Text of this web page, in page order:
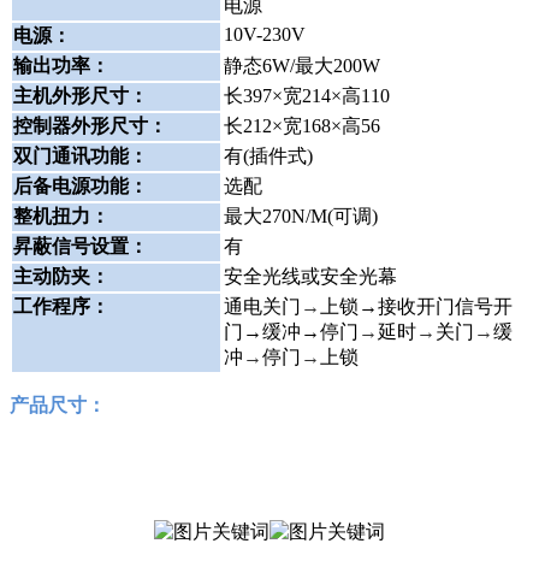
电源
电源：
10V-230V
输出功率：
静态6W/最大200W
主机外形尺寸：
长397×宽214×高110
控制器外形尺寸：
长212×宽168×高56
双门通讯功能：
有(插件式)
后备电源功能：
选配
整机扭力：
最大270N/M(可调)
昇蔽信号设置：
有
主动防夹：
安全光线或安全光幕
工作程序：
通电关门 →
上锁→接收开门信号开
门→缓冲→停门 →延时→ 关门 →缓
冲 →停门 → 上锁
产品尺寸：